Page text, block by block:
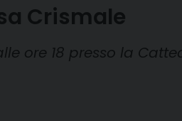
Crismale
ore 18 presso la